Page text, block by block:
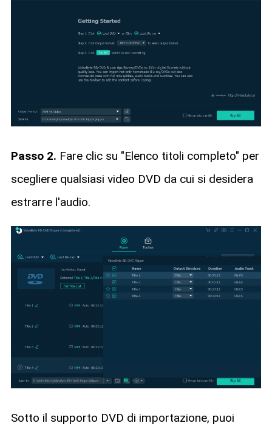
Passo 2. Fare clic su "Elenco titoli completo" per
scegliere qualsiasi video DVD da cui si desidera
estrarre l'audio.
Sotto il supporto DVD di importazione, puoi